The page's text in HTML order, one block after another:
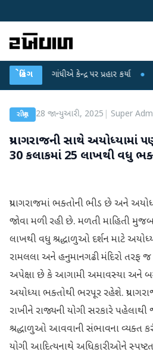
બ્રેકિંગ
ગાંધીએ કેન્દ્ર પર પ્રહાર કર્યા ●
રાષ્ટ્રીય 28 જાન્યુઆરી, 2025 Super
પ્રયાગરાજની સાથે અયોધ્યામાં
30 કલાકમાં 25 લાખથી વધુ
પ્રયાગરાજમાં ભક્તોની ભીડ છે અને
જોવા મળી રહી છે. મળતી માહિતી
લાખથી વધુ શ્રદ્ધાળુઓ દર્શન માટે
રામલલા અને હનુમાનગઢી મંદિરો
અપેક્ષા છે કે આગામી અમાવસ્યા અને
અયોધ્યા ભક્તોથી ભરપૂર રહેશે.
રાખીને રાજ્યની યોગી સરકારે પહેલાથી
શ્રદ્ધાળુઓ આવવાની સંભાવના વ્યક્ત
યોગી આદિત્યનાથે અધિકારીઓને